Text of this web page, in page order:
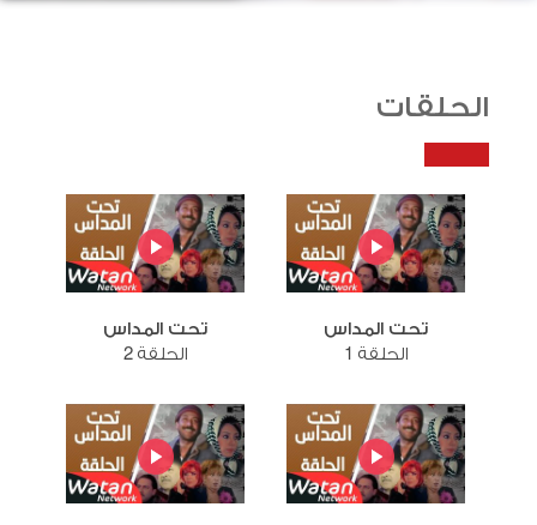
الحلقات
تحت المداس
الحلقة 1
تحت المداس
الحلقة 2